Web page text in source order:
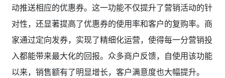
动推送相应的优惠券。这一功能不仅提升了营销活动的针
对性，还显著提高了优惠券的使用率和客户的复购率。商
家通过定向发券，实现了精细化运营，使得每一分营销投
入都能带来最大化的回报。众多商户反馈，自使用该功能
以来，销售额有了明显增长，客户满意度也大幅提升。